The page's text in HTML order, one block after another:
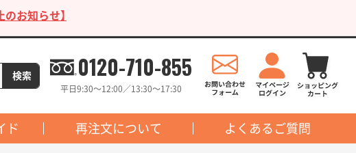
お知らせ】
0120-710-855
平日9:30〜12:00／13:30〜17:30
ド 再注文について よくあるご質問